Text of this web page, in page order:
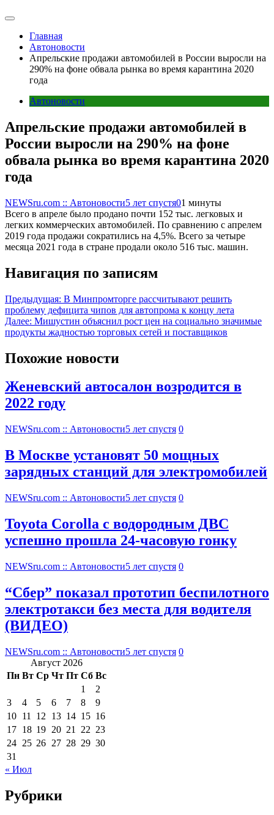
Главная
Автоновости
Апрельские продажи автомобилей в России выросли на
290% на фоне обвала рынка во время карантина 2020
года
Автоновости
Апрельские продажи автомобилей в
России выросли на 290% на фоне
обвала рынка во время карантина 2020
года
NEWSru.com :: Автоновости5 лет спустя01 минуты
Всего в апреле было продано почти 152 тыс. легковых и
легких коммерческих автомобилей. По сравнению с апрелем
2019 года продажи сократились на 4,5%. Всего за четыре
месяца 2021 года в стране продали около 516 тыс. машин.
Навигация по записям
Предыдущая: В Минпромторге рассчитывают решить
проблему дефицита чипов для автопрома к концу лета
Далее: Мишустин объяснил рост цен на социально значимые
продукты жадностью торговых сетей и поставщиков
Похожие новости
Женевский автосалон возродится в
2022 году
NEWSru.com :: Автоновости5 лет спустя 0
В Москве установят 50 мощных
зарядных станций для электромобилей
NEWSru.com :: Автоновости5 лет спустя 0
Toyota Corolla с водородным ДВС
успешно прошла 24-часовую гонку
NEWSru.com :: Автоновости5 лет спустя 0
“Сбер” показал прототип беспилотного
электротакси без места для водителя
(ВИДЕО)
NEWSru.com :: Автоновости5 лет спустя 0
Август 2026
Пн Вт Ср Чт Пт Сб Вс
1
2
3
4 5 6 7 8
9
10 11 12 13 14 15 16
17 18 19 20 21 22 23
24 25 26 27 28 29 30
31
« Июл
Рубрики